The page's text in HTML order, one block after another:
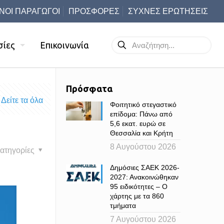
ΠΑΡΑΓΩΓΟΙ ΠΡΟΣΦΟΡΕΣ ΣΥΧΝΕΣ ΕΡΩΤΗΣΕΙΣ
Επικοινωνία
Δείτε τα όλα
Πρόσφατα
Φοιτητικό στεγαστικό
επίδομα: Πάνω από
5,6 εκατ. ευρώ σε
Θεσσαλία και Κρήτη
8 Αυγούστου 2026
Δημόσιες ΣΑΕΚ 2026-
2027: Ανακοινώθηκαν
95 ειδικότητες – Ο
χάρτης με τα 860
τμήματα
7 Αυγούστου 2026